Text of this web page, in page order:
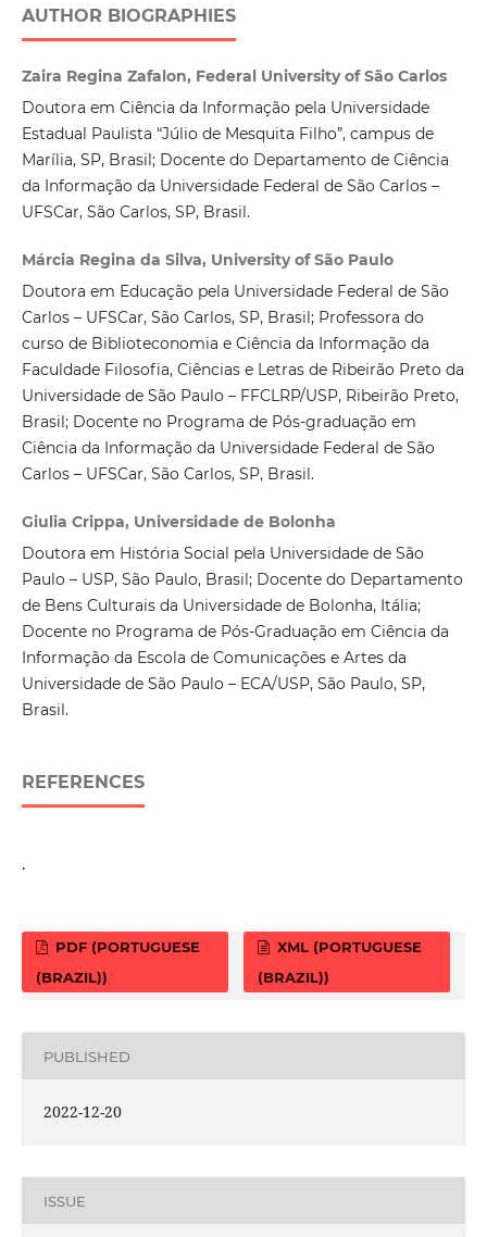
AUTHOR BIOGRAPHIES
Zaira Regina Zafalon, Federal University of São Carlos
Doutora em Ciência da Informação pela Universidade
Estadual Paulista “Júlio de Mesquita Filho”, campus de
Marília, SP, Brasil; Docente do Departamento de Ciência
da Informação da Universidade Federal de São Carlos –
UFSCar, São Carlos, SP, Brasil.
Márcia Regina da Silva, University of São Paulo
Doutora em Educação pela Universidade Federal de São
Carlos – UFSCar, São Carlos, SP, Brasil; Professora do
curso de Biblioteconomia e Ciência da Informação da
Faculdade Filosofia, Ciências e Letras de Ribeirão Preto da
Universidade de São Paulo – FFCLRP/USP, Ribeirão Preto,
Brasil; Docente no Programa de Pós-graduação em
Ciência da Informação da Universidade Federal de São
Carlos – UFSCar, São Carlos, SP, Brasil.
Giulia Crippa, Universidade de Bolonha
Doutora em História Social pela Universidade de São
Paulo – USP, São Paulo, Brasil; Docente do Departamento
de Bens Culturais da Universidade de Bolonha, Itália;
Docente no Programa de Pós-Graduação em Ciência da
Informação da Escola de Comunicações e Artes da
Universidade de São Paulo – ECA/USP, São Paulo, SP,
Brasil.
REFERENCES
.
PDF (PORTUGUESE
(BRAZIL))
XML (PORTUGUESE
(BRAZIL))
PUBLISHED
2022-12-20
ISSUE